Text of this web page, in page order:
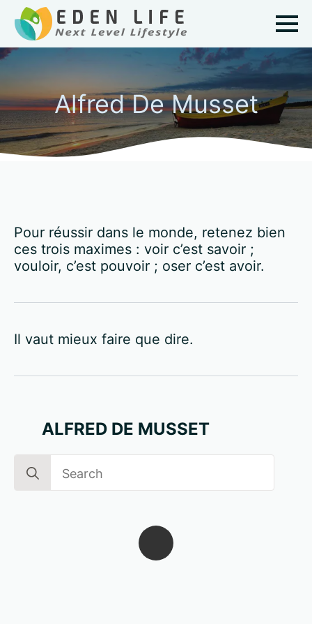
Alfred De Musset
Pour réussir dans le monde, retenez bien
ces trois maximes : voir c’est savoir ;
vouloir, c’est pouvoir ; oser c’est avoir.
Il vaut mieux faire que dire.
ALFRED DE MUSSET
for: